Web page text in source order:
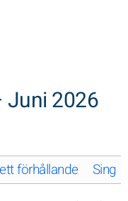
Juni 2026
förhållande Singel